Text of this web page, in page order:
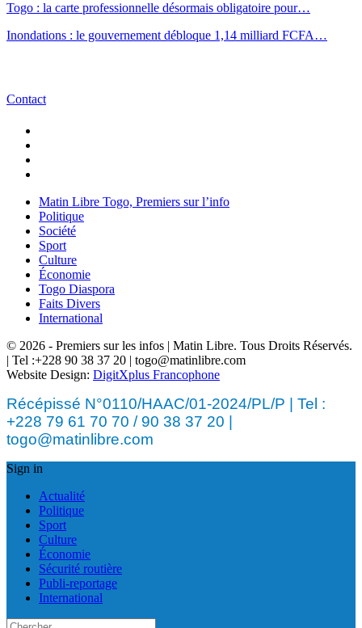
Togo : la carte professionnelle désormais obligatoire pour…
Inondations : le gouvernement débloque 1,14 milliard FCFA…
Contact
Matin Libre Togo, Premiers sur l’info
Politique
Société
Sport
Culture
Économie
Togo Diaspora
Faits Divers
International
© 2026 - Premiers sur les infos | Matin Libre. Tous Droits Réservés.
| Tel :+228 90 38 37 20 | togo@matinlibre.com
Website Design: DigitXplus Francophone
Récépissé N°0110/HAAC/01-2024/PL/P | Tel :
+228 79 61 70 70 / 90 38 37 20 |
togo@matinlibre.com
Sign in
Actualité
Politique
Sport
Culture
Économie
Sécurité routière
Publi-reportage
International